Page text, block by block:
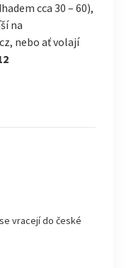
cca 30 – 60),
na
nebo ať volají
vracejí do české